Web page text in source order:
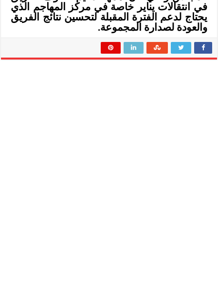
في انتقاﻻت يناير خاصة في مركز المهاجم الذي
يحتاج لدعم الفترة المقبلة لتحسين نتائج الفريق
والعودة لصدارة المجموعة.